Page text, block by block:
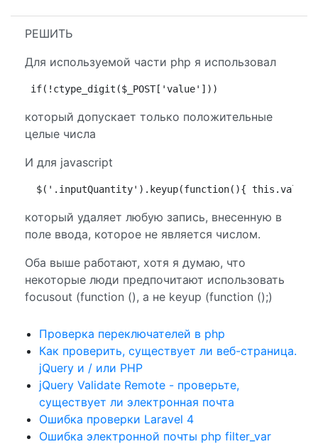
РЕШИТЬ
Для используемой части php я использовал
if(!ctype_digit($_POST['value']))
который допускает только положительные
целые числа
И для javascript
$('.inputQuantity').keyup(function(){
который удаляет любую запись, внесенную в
поле ввода, которое не является числом.
Оба выше работают, хотя я думаю, что
некоторые люди предпочитают использовать
focusout (function (), а не keyup (function ();)
Проверка переключателей в php
Как проверить, существует ли веб-страница.
jQuery и / или PHP
jQuery Validate Remote - проверьте,
существует ли электронная почта
Ошибка проверки Laravel 4
Ошибка электронной почты php filter_var